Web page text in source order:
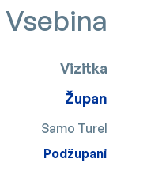
Vsebina
Vizitka
Župan
Samo Turel
Podžupani